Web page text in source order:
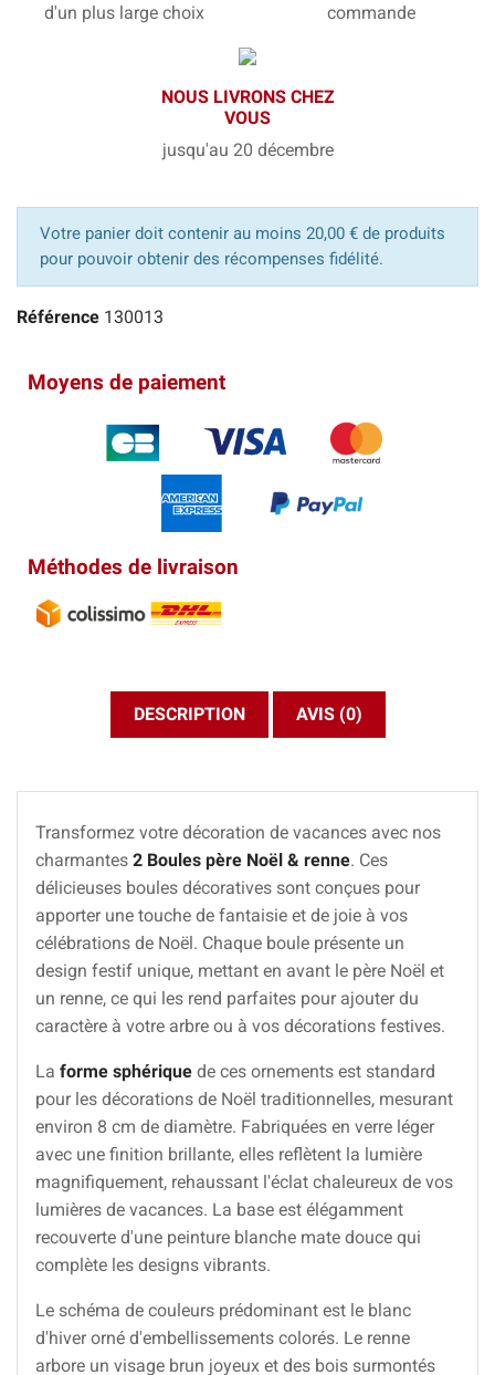
d'un plus large choix
commande
NOUS LIVRONS CHEZ
VOUS
jusqu'au 20 décembre
Votre panier doit contenir au moins 20,00 € de produits
pour pouvoir obtenir des récompenses fidélité.
Référence 130013
Moyens de paiement
Méthodes de livraison
DESCRIPTION AVIS (0)
Transformez votre décoration de vacances avec nos
charmantes 2 Boules père Noël & renne. Ces
délicieuses boules décoratives sont conçues pour
apporter une touche de fantaisie et de joie à vos
célébrations de Noël. Chaque boule présente un
design festif unique, mettant en avant le père Noël et
un renne, ce qui les rend parfaites pour ajouter du
caractère à votre arbre ou à vos décorations festives.
La forme sphérique de ces ornements est standard
pour les décorations de Noël traditionnelles, mesurant
environ 8 cm de diamètre. Fabriquées en verre léger
avec une finition brillante, elles reflètent la lumière
magnifiquement, rehaussant l'éclat chaleureux de vos
lumières de vacances. La base est élégamment
recouverte d'une peinture blanche mate douce qui
complète les designs vibrants.
Le schéma de couleurs prédominant est le blanc
d'hiver orné d'embellissements colorés. Le renne
arbore un visage brun joyeux et des bois surmontés